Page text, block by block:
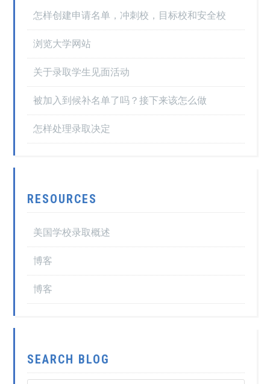
怎样创建申请名单，冲刺校，目标校和安全校
浏览大学网站
关于录取学生见面活动
被加入到候补名单了吗？接下来该怎么做
怎样处理录取决定
RESOURCES
美国学校录取概述
博客
博客
SEARCH BLOG